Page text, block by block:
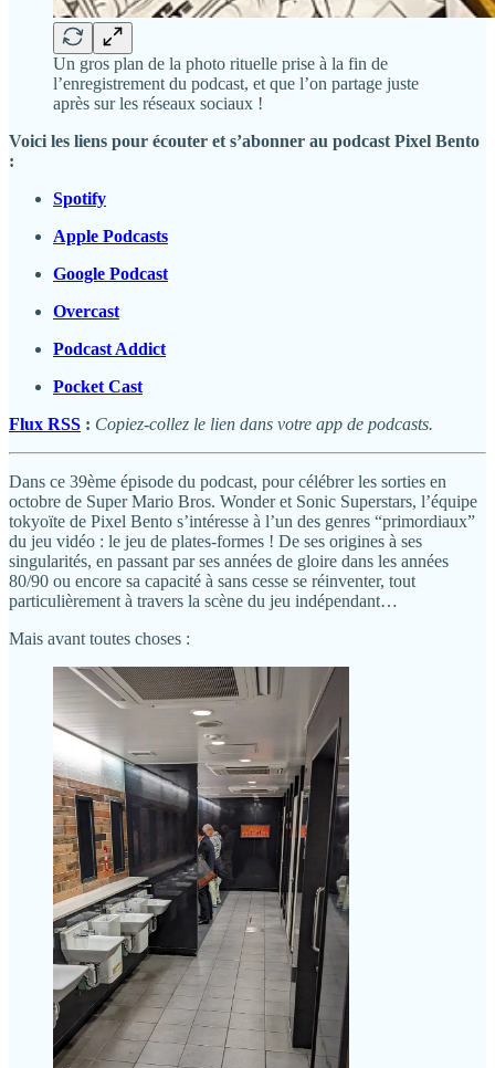
Un gros plan de la photo rituelle prise à la fin de
l’enregistrement du podcast, et que l’on partage juste
après sur les réseaux sociaux !
Voici les liens pour écouter et s’abonner au podcast Pixel Bento
:
Spotify
Apple Podcasts
Google Podcast
Overcast
Podcast Addict
Pocket Cast
Flux RSS : Copiez-collez le lien dans votre app de podcasts.
Dans ce 39ème épisode du podcast, pour célébrer les sorties en
octobre de Super Mario Bros. Wonder et Sonic Superstars, l’équipe
tokyoïte de Pixel Bento s’intéresse à l’un des genres “primordiaux”
du jeu vidéo : le jeu de plates-formes ! De ses origines à ses
singularités, en passant par ses années de gloire dans les années
80/90 ou encore sa capacité à sans cesse se réinventer, tout
particulièrement à travers la scène du jeu indépendant…
Mais avant toutes choses :